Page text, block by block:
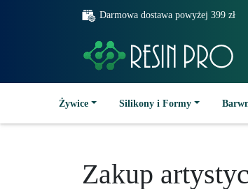
Darmowa dostawa powyżej 399 zł
Żywice Silikony i Formy
Zakup